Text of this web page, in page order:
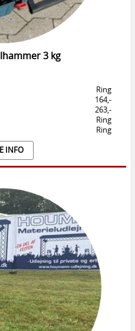
3 kg
Ring
164,-
263,-
Ring
Ring
INFO